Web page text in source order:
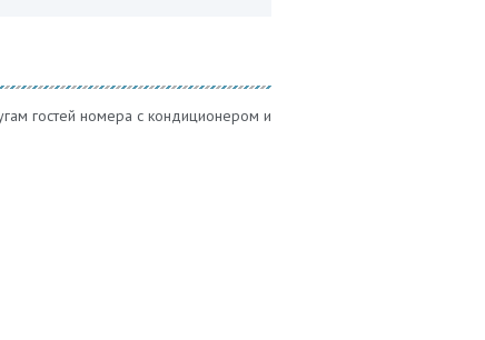
гостей номера с кондиционером и